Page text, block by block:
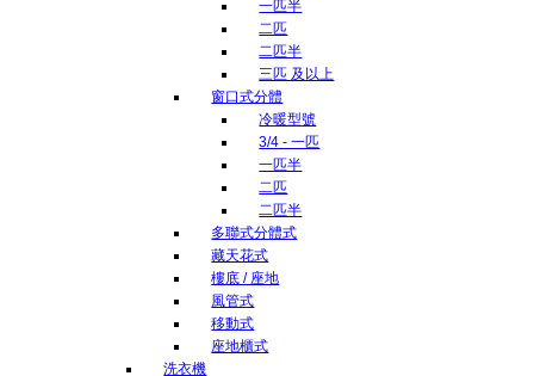
一匹半
二匹
二匹半
三匹 及以上
窗口式分體
冷暖型號
3/4 - 一匹
一匹半
二匹
二匹半
多聯式分體式
藏天花式
樓底 / 座地
風管式
移動式
座地櫃式
洗衣機